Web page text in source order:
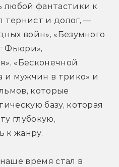
любой фантастики к
тернист и долог, —
войн», «Безумного
Фьюри»,
«Бесконечной
и мужчин в трико» и
которые
базу, которая
глубокую,
к жанру.
время стал в